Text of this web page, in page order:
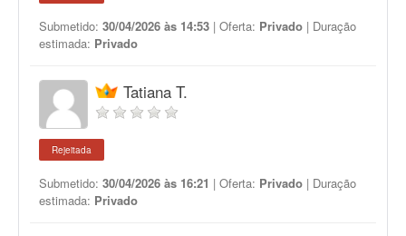
Submetido: 30/04/2026 às 14:53 | Oferta: Privado | Duração
estimada: Privado
Tatiana T.
Rejeitada
Submetido: 30/04/2026 às 16:21 | Oferta: Privado | Duração
estimada: Privado